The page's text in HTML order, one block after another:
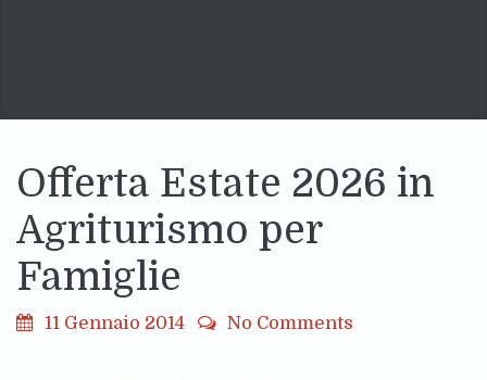
Offerta Estate 2026 in
Agriturismo per
Famiglie
11 Gennaio 2014 No Comments